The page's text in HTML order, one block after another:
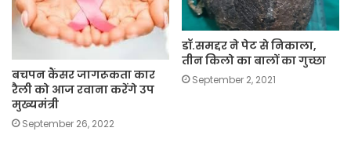
बचपन कैंसर जागरूकता कार
रैली को आज रवाना करेंगे उप
मुख्यमंत्री
September 26, 2022
डॉ.समद्दर ने पेट से निकाला,
तीन किलो का बालों का गुच्छा
September 2, 2021